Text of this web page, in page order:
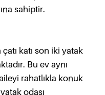
sahiptir.
çatı katı son iki yatak
Bu ev aynı
rahatlıkla konuk
odası